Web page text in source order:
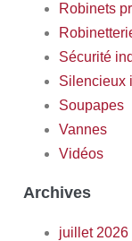
Robinets
Sécurité
Silencieux
Soupapes
Vannes
Vidéos
Archives
juillet 2026